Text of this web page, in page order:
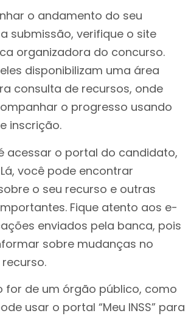
o andamento do seu
submissão, verifique o site
organizadora do concurso.
disponibilizam uma área
consulta de recursos, onde
o progresso usando
inscrição.
acessar o portal do candidato,
você pode encontrar
o seu recurso e outras
Fique atento aos e-
enviados pela banca, pois
sobre mudanças no
for de um órgão público, como
usar o portal “Meu INSS” para